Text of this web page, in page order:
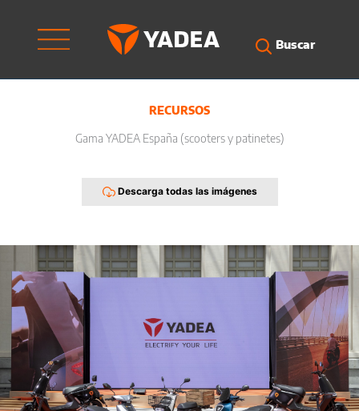
contenido
Buscar
RECURSOS
Gama YADEA España (scooters y patinetes)
Descarga todas las imágenes